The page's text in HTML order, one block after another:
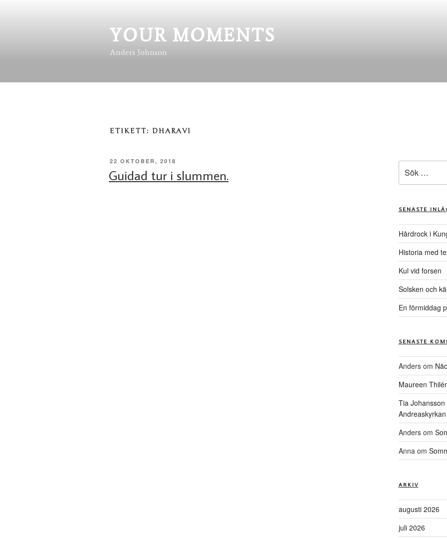
YOUR MOMENTS
Anders Johnson
ETIKETT: DHARAVI
PUBLICERAT
22 OKTOBER, 2018
Guidad tur i slummen.
efter:
SENASTE
Hårdrock i
Historia med
Kul vid forsen
Solsken och
En förmiddag
SENASTE
Andersom
Maureen
Tia Johansson
Andreaskyrkan
Andersom
Anna om
ARKIV
augusti 2026
juli 2026